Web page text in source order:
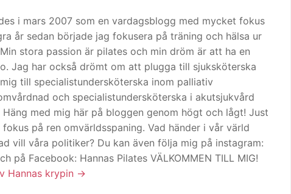
i mars 2007 som en vardagsblogg med mycket fokus
år sedan började jag fokusera på träning och hälsa ur
stora passion är pilates och min dröm är att ha en
Jag har också drömt om att plugga till sjuksköterska
till specialistundersköterska inom palliativ
och specialistundersköterska i akutsjukvård
med mig här på bloggen genom högt och lågt! Just
på ren omvärldsspaning. Vad händer i vår värld
vill våra politiker? Du kan även följa mig på instagram:
på Facebook: Hannas Pilates VÄLKOMMEN TILL MIG!
Hannas krypin